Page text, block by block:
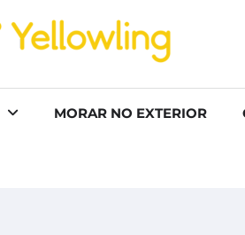
MORAR NO EXTERIOR